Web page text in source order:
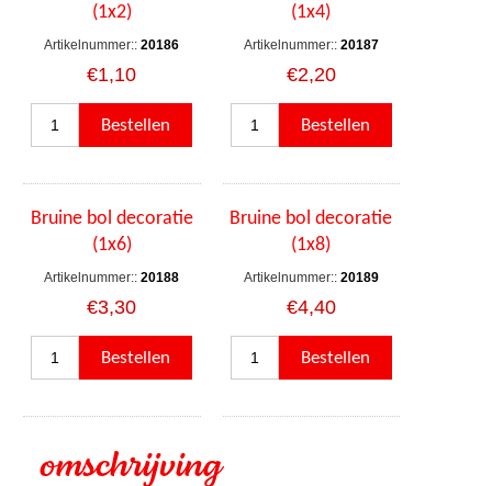
(1x2)
Artikelnummer:: 20186
€1,10
(1x4)
Artikelnummer:: 20187
€2,20
Bruine bol decoratie
(1x6)
Artikelnummer:: 20188
€3,30
Bruine bol decoratie
(1x8)
Artikelnummer:: 20189
€4,40
omschrijving